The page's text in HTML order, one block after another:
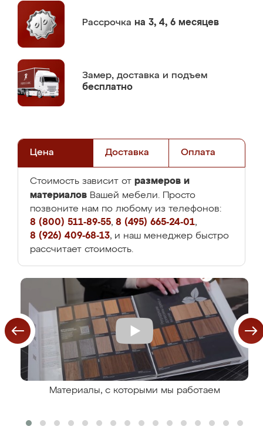
Рассрочка на 3, 4, 6 месяцев
Замер, доставка и подъем
бесплатно
Цена Доставка Оплата
Стоимость зависит от размеров и
материалов Вашей мебели. Просто
позвоните нам по любому из телефонов:
8 (800) 511-89-55, 8 (495) 665-24-01,
8 (926) 409-68-13, и наш менеджер быстро
рассчитает стоимость.
Материалы, с которыми мы работаем